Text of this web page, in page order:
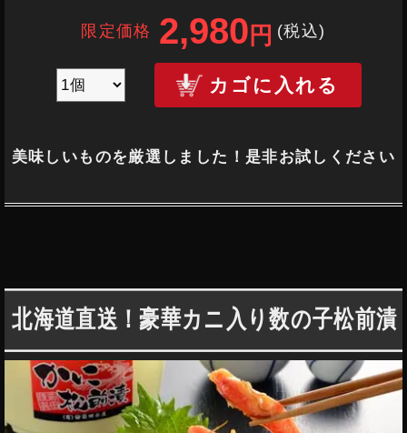
限定価格 2,980 円 (税込)
カゴに入れる
美味しいものを厳選しました！是非お試しください
北海道直送！豪華カニ入り数の子松前漬